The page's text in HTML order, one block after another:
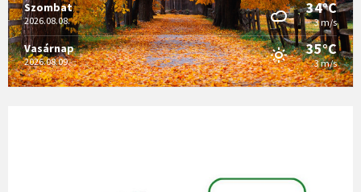
Szombat
2026.08.08.
34°C
3 m/s
Vasárnap
2026.08.09.
35°C
3 m/s